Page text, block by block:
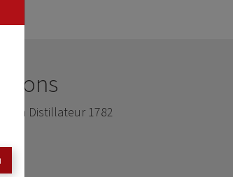
ons
en Distillateur 1782